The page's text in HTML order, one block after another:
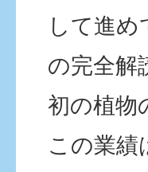
して進
の完全解
初の植物
この業績